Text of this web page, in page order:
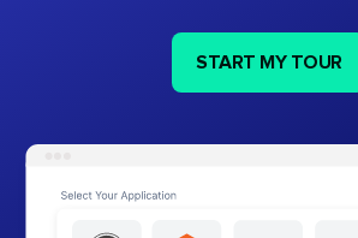
START MY TOUR